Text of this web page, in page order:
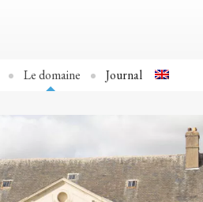
Le domaine Journal